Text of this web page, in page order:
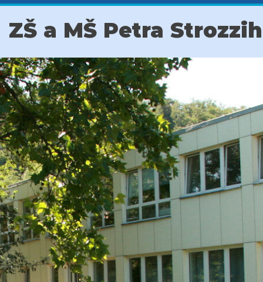
ZŠ a MŠ Petra